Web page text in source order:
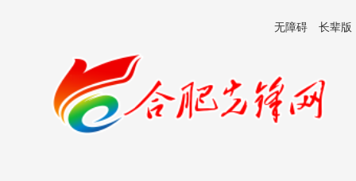
无障碍 长辈版